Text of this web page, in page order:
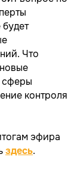
Что
сферы
контроля
эфира
здесь.